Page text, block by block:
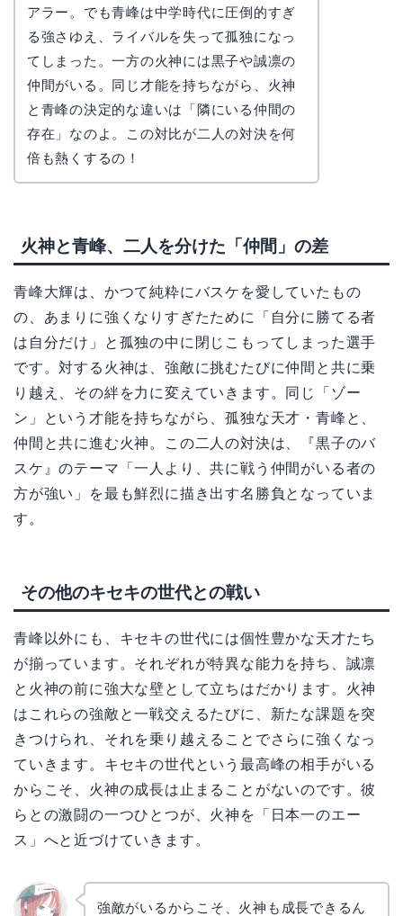
アラー。でも青峰は中学時代に圧倒的すぎ
る強さゆえ、ライバルを失って孤独になっ
てしまった。一方の火神には黒子や誠凛の
仲間がいる。同じ才能を持ちながら、火神
と青峰の決定的な違いは「隣にいる仲間の
存在」なのよ。この対比が二人の対決を何
倍も熱くするの！
火神と青峰、二人を分けた「仲間」の差
青峰大輝は、かつて純粋にバスケを愛していたもの
の、あまりに強くなりすぎたために「自分に勝てる者
は自分だけ」と孤独の中に閉じこもってしまった選手
です。対する火神は、強敵に挑むたびに仲間と共に乗
り越え、その絆を力に変えていきます。同じ「ゾー
ン」という才能を持ちながら、孤独な天才・青峰と、
仲間と共に進む火神。この二人の対決は、『黒子のバ
スケ』のテーマ「一人より、共に戦う仲間がいる者の
方が強い」を最も鮮烈に描き出す名勝負となっていま
す。
その他のキセキの世代との戦い
青峰以外にも、キセキの世代には個性豊かな天才たち
が揃っています。それぞれが特異な能力を持ち、誠凛
と火神の前に強大な壁として立ちはだかります。火神
はこれらの強敵と一戦交えるたびに、新たな課題を突
きつけられ、それを乗り越えることでさらに強くなっ
ていきます。キセキの世代という最高峰の相手がいる
からこそ、火神の成長は止まることがないのです。彼
らとの激闘の一つひとつが、火神を「日本一のエー
ス」へと近づけていきます。
強敵がいるからこそ、火神も成長できるん